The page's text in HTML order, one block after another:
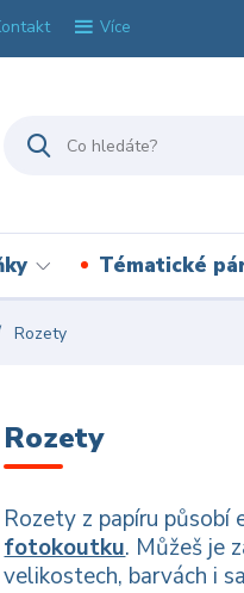
Více
Tématické
Rozety
Rozety
Rozety z papíru působí
fotokoutku. Můžeš je
velikostech, barvách i